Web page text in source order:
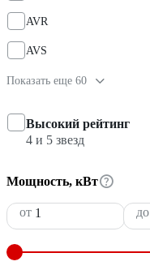
AVR
AVS
Показать еще 60
Высокий рейтинг
4 и 5 звезд
Мощность, кВт
от до